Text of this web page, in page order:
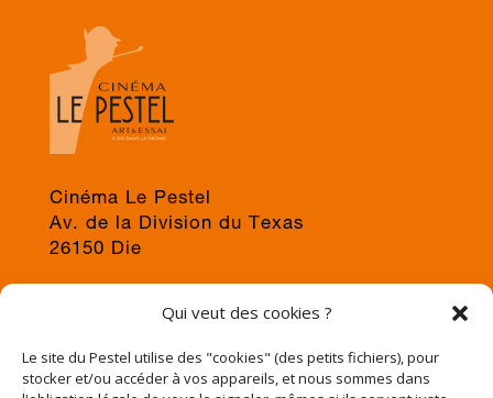
Qui veut des cookies ?
Le site du Pestel utilise des "cookies" (des petits fichiers), pour
stocker et/ou accéder à vos appareils, et nous sommes dans
Cinéma Le Pestel
Av. de la Division du Texas
26150 Die
jps@cinema-le-pestel.fr